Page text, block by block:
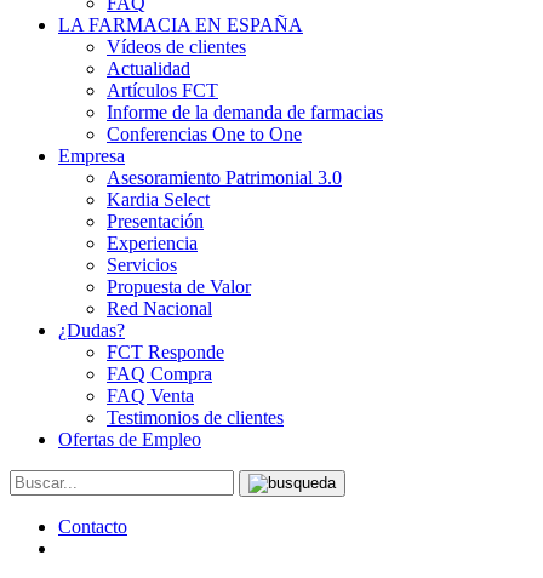
LA FARMACIA EN ESPAÑA
Vídeos de clientes
Actualidad
Artículos FCT
Informe de la demanda de farmacias
Conferencias One to One
Empresa
Asesoramiento Patrimonial 3.0
Kardia Select
Presentación
Experiencia
Servicios
Propuesta de Valor
Red Nacional
¿Dudas?
FCT Responde
FAQ Compra
FAQ Venta
Testimonios de clientes
Ofertas de Empleo
Contacto